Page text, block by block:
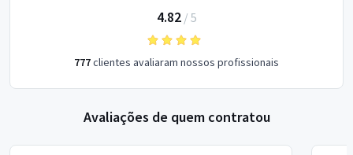
4.82/ 5
777clientes avaliaram nossos profissionais
Avaliações de quem contratou